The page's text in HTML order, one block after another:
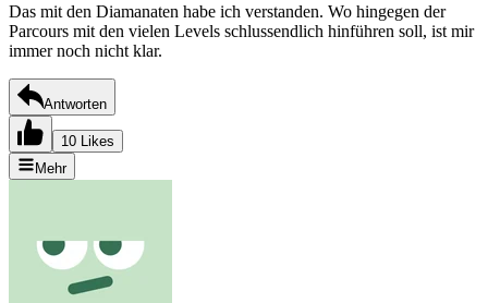
Das mit den Diamanaten habe ich verstanden. Wo hingegen der
Parcours mit den vielen Levels schlussendlich hinführen soll, ist mir
immer noch nicht klar.
Antworten
10 Likes
Mehr